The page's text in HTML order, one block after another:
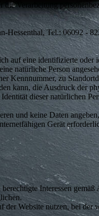
Verarbeitung
Hessenthal, Tel.: 06092 -
auf eine identifizierte
natürliche Person
Kennnummer, zu
kann, die Ausdruck der
dieser natürlichen
und keine Daten
Gerät
Interessen
Website nutzen, bei der